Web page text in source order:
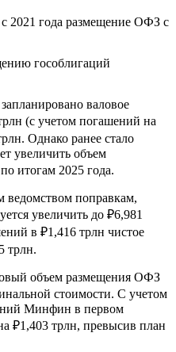
гособлигаций
валовое
(с учетом погашений на
Однако ранее стало
увеличить объем
итогам 2025 года.
ведомством поправкам,
увеличить до ₽6,981
в ₽1,416 трлн чистое
трлн.
объем размещения ОФЗ
стоимости. С учетом
Минфин в первом
₽1,403 трлн, превысив план